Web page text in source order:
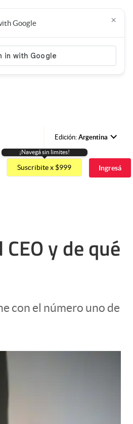
Edición: Argentina
Argentina
España
¡Navegá sin limites!
Suscribite x $999 Ingresá
Google ×
y de qué
con el número uno de